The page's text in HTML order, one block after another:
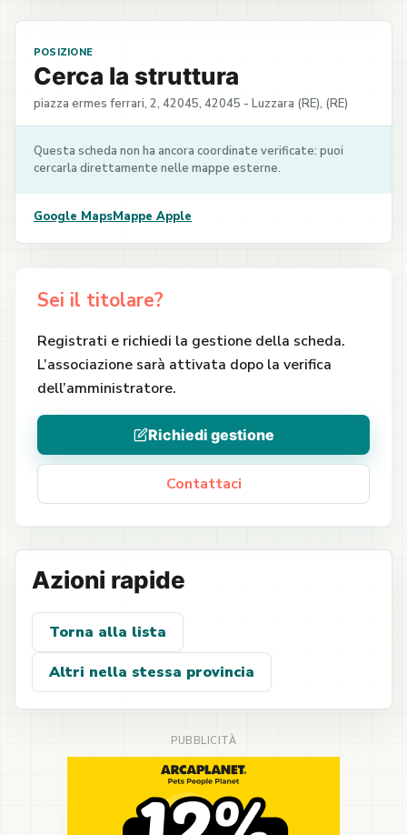
POSIZIONE
Cerca la struttura
piazza ermes ferrari, 2, 42045, 42045 - Luzzara (RE), (RE)
Questa scheda non ha ancora coordinate verificate: puoi
cercarla direttamente nelle mappe esterne.
Google MapsMappe Apple
Sei il titolare?
Registrati e richiedi la gestione della scheda.
L’associazione sarà attivata dopo la verifica
dell’amministratore.
Richiedi gestione
Contattaci
Azioni rapide
Torna alla lista
Altri nella stessa provincia